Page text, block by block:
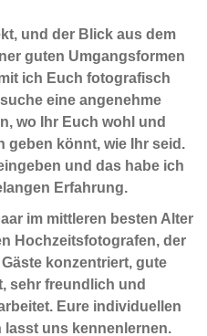
und der Blick aus dem
guten Umgangsformen
ich Euch fotografisch
eine angenehme
wo Ihr Euch wohl und
geben könnt, wie Ihr seid.
und das habe ich
Erfahrung.
im mittleren besten Alter
Hochzeitsfotografen, der
konzentriert, gute
sehr freundlich und
Eure individuellen
lasst uns kennenlernen.